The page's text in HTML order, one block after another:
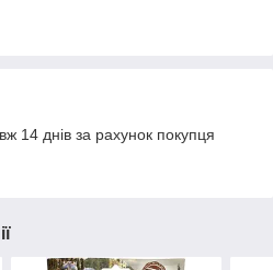
14 днів за рахунок покупця